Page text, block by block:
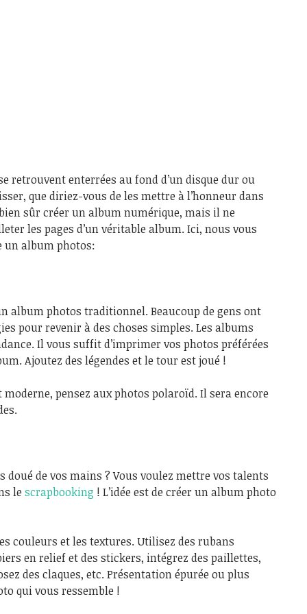
retrouvent enterrées au fond d’un disque dur ou
que diriez-vous de les mettre à l’honneur dans
sûr créer un album numérique, mais il ne
les pages d’un véritable album. Ici, nous vous
un album photos:
album photos traditionnel. Beaucoup de gens ont
pour revenir à des choses simples. Les albums
Il vous suffit d’imprimer vos photos préférées
Ajoutez des légendes et le tour est joué !
pensez aux photos polaroïd. Il sera encore
doué de vos mains ? Vous voulez mettre vos talents
le scrapbooking ! L’idée est de créer un album photo
couleurs et les textures. Utilisez des rubans
en relief et des stickers, intégrez des paillettes,
des claques, etc. Présentation épurée ou plus
qui vous ressemble !